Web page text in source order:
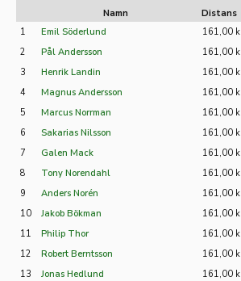
Namn Distans
1
Emil Söderlund 161,00 k
2
Pål Andersson 161,00 k
3
Henrik Landin 161,00 k
4
Magnus Andersson 161,00 k
5
Marcus Norrman 161,00 k
6
Sakarias Nilsson 161,00 k
7
Galen Mack 161,00 k
8
Tony Norendahl 161,00 k
9
Anders Norén 161,00 k
10
Jakob Bökman 161,00 k
11
Philip Thor 161,00 k
12
Robert Berntsson 161,00 k
13
Jonas Hedlund 161,00 k